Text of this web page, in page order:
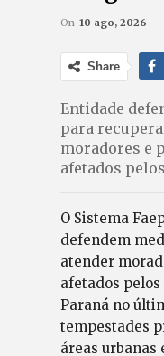
On 10 ago, 2026
Share
Entidade
para
moradores e
afetados
O Sistema
defendem
atender
afetados
Paraná no
tempestades
áreas